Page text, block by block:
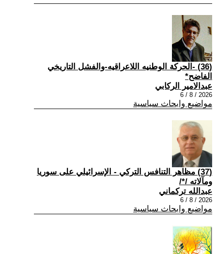
(36) -الحركة الوطنيه اللاعراقيه-والفشل التاريخي
الفاضح*
عبدالامير الركابي
2026 / 8 / 6
مواضيع وابحاث سياسية
(37) مظاهر التنافس التركي - الإسرائيلي على سوريا
ومآلاته /*/
عبدالله تركماني
2026 / 8 / 6
مواضيع وابحاث سياسية